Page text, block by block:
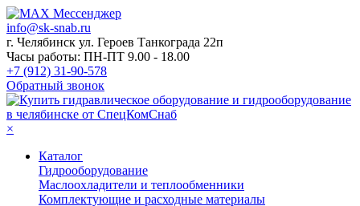
info@sk-snab.ru
г. Челябинск ул. Героев Танкограда 22п
Часы работы: ПН-ПТ 9.00 - 18.00
+7 (912) 31-90-578
Обратный звонок
×
Каталог
Гидрооборудование
Маслоохладители и теплообменники
Комплектующие и расходные материалы